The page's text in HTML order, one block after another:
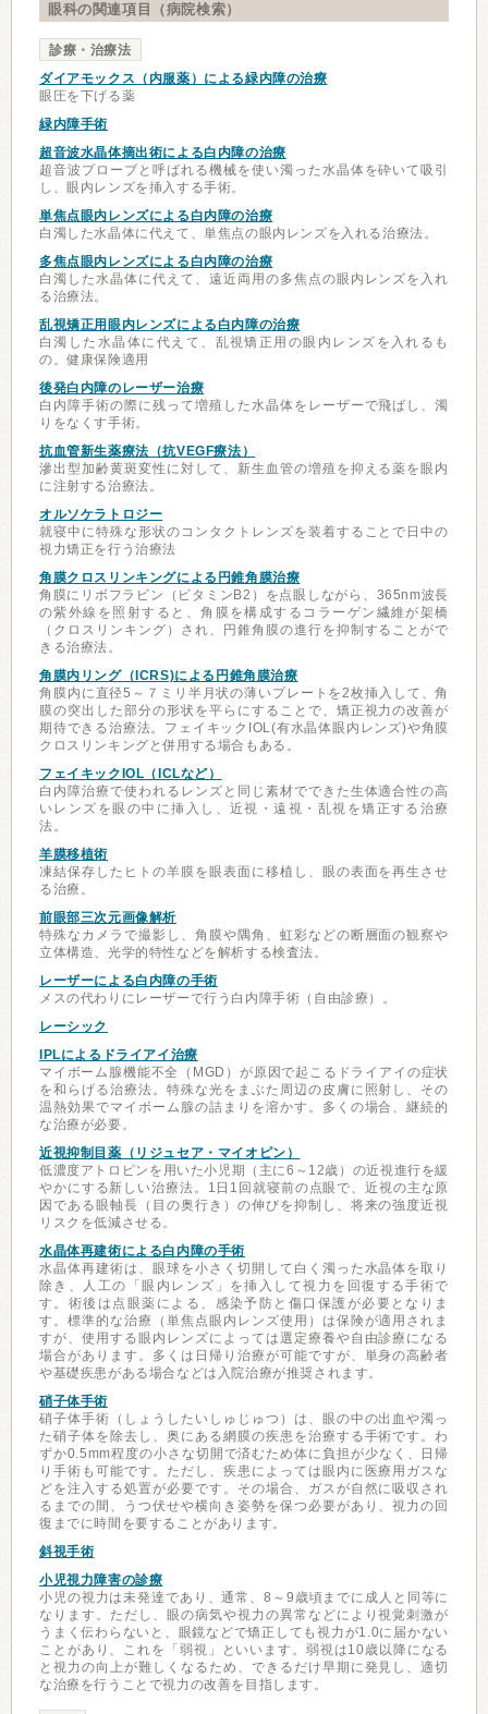
眼科の関連項目（病院検索）
診療・治療法
ダイアモックス（内服薬）による緑内障の治療
眼圧を下げる薬
緑内障手術
超音波水晶体摘出術による白内障の治療
超音波プローブと呼ばれる機械を使い濁った水晶体を砕いて吸引
し、眼内レンズを挿入する手術。
単焦点眼内レンズによる白内障の治療
白濁した水晶体に代えて、単焦点の眼内レンズを入れる治療法。
多焦点眼内レンズによる白内障の治療
白濁した水晶体に代えて、遠近両用の多焦点の眼内レンズを入れ
る治療法。
乱視矯正用眼内レンズによる白内障の治療
白濁した水晶体に代えて、乱視矯正用の眼内レンズを入れるも
の。健康保険適用
後発白内障のレーザー治療
白内障手術の際に残って増殖した水晶体をレーザーで飛ばし、濁
りをなくす手術。
抗血管新生薬療法（抗VEGF療法）
滲出型加齢黄斑変性に対して、新生血管の増殖を抑える薬を眼内
に注射する治療法。
オルソケラトロジー
就寝中に特殊な形状のコンタクトレンズを装着することで日中の
視力矯正を行う治療法
角膜クロスリンキングによる円錐角膜治療
角膜にリボフラビン（ビタミンB2）を点眼しながら、365nm波長
の紫外線を照射すると、角膜を構成するコラーゲン繊維が架橋
（クロスリンキング）され、円錐角膜の進行を抑制することがで
きる治療法。
角膜内リング（ICRS)による円錐角膜治療
角膜内に直径5～７ミリ半月状の薄いプレートを2枚挿入して、角
膜の突出した部分の形状を平らにすることで、矯正視力の改善が
期待できる治療法。フェイキックIOL(有水晶体眼内レンズ)や角膜
クロスリンキングと併用する場合もある。
フェイキックIOL（ICLなど）
白内障治療で使われるレンズと同じ素材でできた生体適合性の高
いレンズを眼の中に挿入し、近視・遠視・乱視を矯正する治療
法。
羊膜移植術
凍結保存したヒトの羊膜を眼表面に移植し、眼の表面を再生させ
る治療。
前眼部三次元画像解析
特殊なカメラで撮影し、角膜や隅角、虹彩などの断層面の観察や
立体構造、光学的特性などを解析する検査法。
レーザーによる白内障の手術
メスの代わりにレーザーで行う白内障手術（自由診療）。
レーシック
IPLによるドライアイ治療
マイボーム腺機能不全（MGD）が原因で起こるドライアイの症状
を和らげる治療法。特殊な光をまぶた周辺の皮膚に照射し、その
温熱効果でマイボーム腺の詰まりを溶かす。多くの場合、継続的
な治療が必要。
近視抑制目薬（リジュセア・マイオピン）
低濃度アトロピンを用いた小児期（主に6～12歳）の近視進行を緩
やかにする新しい治療法。1日1回就寝前の点眼で、近視の主な原
因である眼軸長（目の奥行き）の伸びを抑制し、将来の強度近視
リスクを低減させる。
水晶体再建術による白内障の手術
水晶体再建術は、眼球を小さく切開して白く濁った水晶体を取り
除き、人工の「眼内レンズ」を挿入して視力を回復する手術で
す。術後は点眼薬による、感染予防と傷口保護が必要となりま
す。標準的な治療（単焦点眼内レンズ使用）は保険が適用されま
すが、使用する眼内レンズによっては選定療養や自由診療になる
場合があります。多くは日帰り治療が可能ですが、単身の高齢者
や基礎疾患がある場合などは入院治療が推奨されます。
硝子体手術
硝子体手術（しょうしたいしゅじゅつ）は、眼の中の出血や濁っ
た硝子体を除去し、奥にある網膜の疾患を治療する手術です。わ
ずか0.5mm程度の小さな切開で済むため体に負担が少なく、日帰
り手術も可能です。ただし、疾患によっては眼内に医療用ガスな
どを注入する処置が必要です。その場合、ガスが自然に吸収され
るまでの間、うつ伏せや横向き姿勢を保つ必要があり、視力の回
復までに時間を要することがあります。
斜視手術
小児視力障害の診療
小児の視力は未発達であり、通常、8～9歳頃までに成人と同等に
なります。ただし、眼の病気や視力の異常などにより視覚刺激が
うまく伝わらないと、眼鏡などで矯正しても視力が1.0に届かない
ことがあり、これを「弱視」といいます。弱視は10歳以降になる
と視力の向上が難しくなるため、できるだけ早期に発見し、適切
な治療を行うことで視力の改善を目指します。